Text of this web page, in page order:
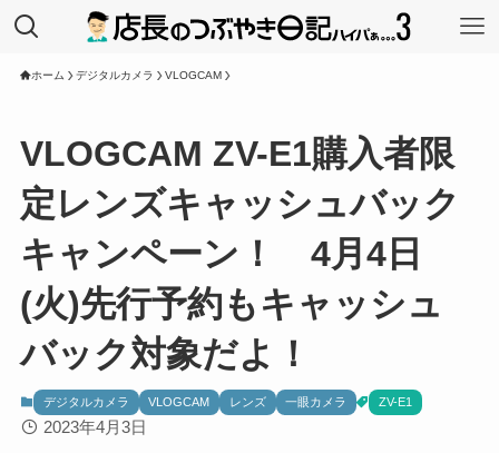
ホーム デジタルカメラ VLOGCAM
VLOGCAM ZV-E1購入者限
定レンズキャッシュバック
キャンペーン！ 4月4日
(火)先行予約もキャッシュ
バック対象だよ！
デジタルカメラ VLOGCAM レンズ 一眼カメラ ZV-E1
2023年4月3日